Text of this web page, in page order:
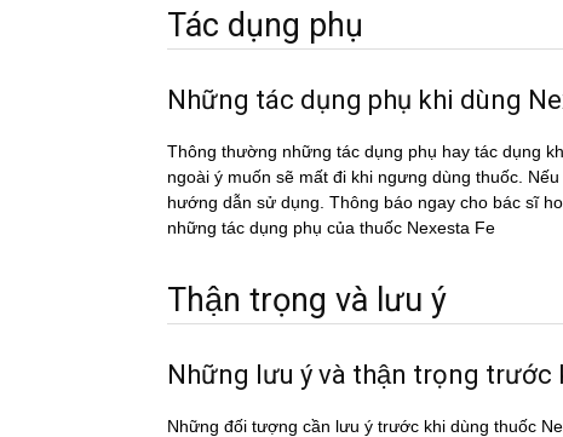
Tác dụng phụ
Những tác dụng phụ khi dùng
Thông thường những tác dụng phụ hay tác dụng
ngoài ý muốn sẽ mất đi khi ngưng dùng thuốc.
hướng dẫn sử dụng. Thông báo ngay cho bác sĩ
những tác dụng phụ của thuốc Nexesta Fe
Thận trọng và lưu ý
Những lưu ý và thận trọng trước
Những đối tượng cần lưu ý trước khi dùng thuốc